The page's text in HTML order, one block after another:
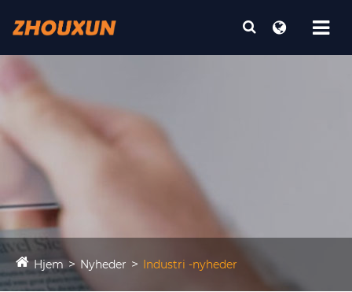
Hjem Nyheder Industri -nyheder